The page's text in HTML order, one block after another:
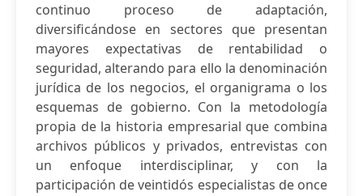
continuo proceso de adaptación,
diversificándose en sectores que presentan
mayores expectativas de rentabilidad o
seguridad, alterando para ello la denominación
jurídica de los negocios, el organigrama o los
esquemas de gobierno. Con la metodología
propia de la historia empresarial que combina
archivos públicos y privados, entrevistas con
un enfoque interdisciplinar, y con la
participación de veintidós especialistas de once